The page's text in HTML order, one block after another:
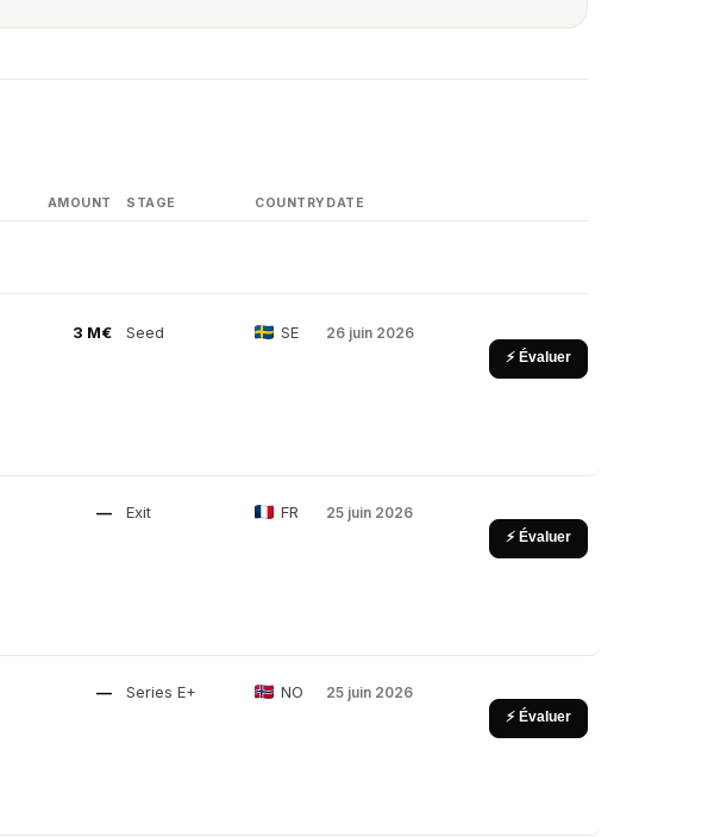
AMOUNT STAGE COUNTRY DATE
3 M€ Seed SE 26 juin 2026
⚡ Évaluer
— Exit FR 25 juin 2026
⚡ Évaluer
— Series E+ NO 25 juin 2026
⚡ Évaluer